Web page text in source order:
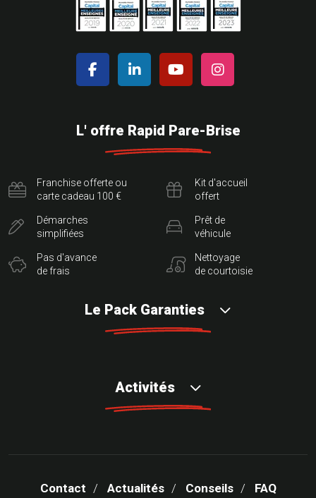
L' offre Rapid Pare-Brise
Franchise offerte ou
carte cadeau 100 €
Démarches
simplifiées
Pas d'avance
de frais
Kit d'accueil
offert
Prêt de
véhicule
Nettoyage
de courtoisie
Le Pack Garanties
Activités
Contact Actualités Conseils FAQ